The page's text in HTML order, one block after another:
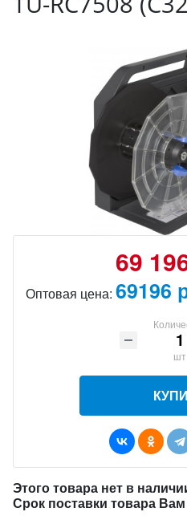
69
Оптовая цена: 69196
шт
Этого товара нет в
Срок поставки товара